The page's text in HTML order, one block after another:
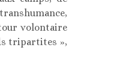
volontaire
tripartites »,